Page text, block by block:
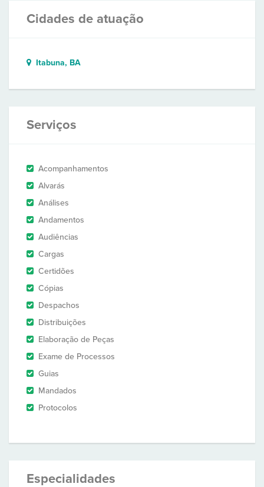
Cidades de atuação
Itabuna, BA
Serviços
Acompanhamentos
Alvarás
Análises
Andamentos
Audiências
Cargas
Certidões
Cópias
Despachos
Distribuições
Elaboração de Peças
Exame de Processos
Guias
Mandados
Protocolos
Especialidades